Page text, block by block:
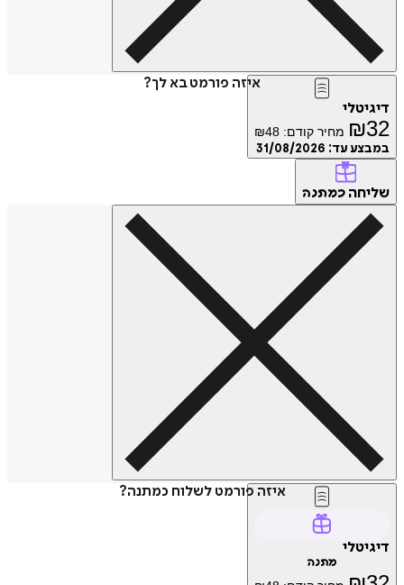
איזה פורמט בא לך?
דיגיטלי
₪32 מחיר קודם: ₪48
במבצע עד: 31/08/2026
שליחה כמתנה
איזה פורמט לשלוח כמתנה?
דיגיטלי
מתנה